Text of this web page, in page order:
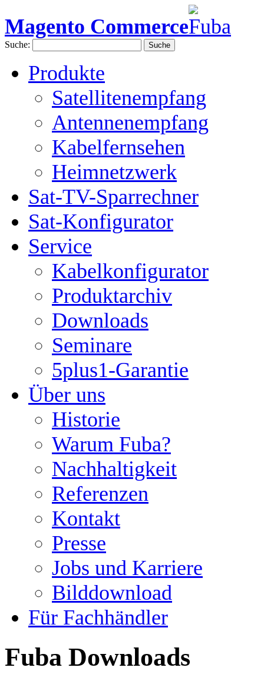
Magento Commerce
Suche: Suche
Produkte
Satellitenempfang
Antennenempfang
Kabelfernsehen
Heimnetzwerk
Sat-TV-Sparrechner
Sat-Konfigurator
Service
Kabelkonfigurator
Produktarchiv
Downloads
Seminare
5plus1-Garantie
Über uns
Historie
Warum Fuba?
Nachhaltigkeit
Referenzen
Kontakt
Presse
Jobs und Karriere
Bilddownload
Für Fachhändler
Fuba Downloads